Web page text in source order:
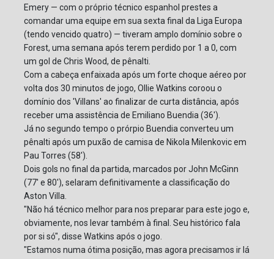
Emery — com o próprio técnico espanhol prestes a
comandar uma equipe em sua sexta final da Liga Europa
(tendo vencido quatro) — tiveram amplo domínio sobre o
Forest, uma semana após terem perdido por 1 a 0, com
um gol de Chris Wood, de pênalti.
Com a cabeça enfaixada após um forte choque aéreo por
volta dos 30 minutos de jogo, Ollie Watkins coroou o
domínio dos 'Villans' ao finalizar de curta distância, após
receber uma assistência de Emiliano Buendia (36').
Já no segundo tempo o prórpio Buendia converteu um
pênalti após um puxão de camisa de Nikola Milenkovic em
Pau Torres (58').
Dois gols no final da partida, marcados por John McGinn
(77' e 80'), selaram definitivamente a classificação do
Aston Villa.
"Não há técnico melhor para nos preparar para este jogo e,
obviamente, nos levar também à final. Seu histórico fala
por si só", disse Watkins após o jogo.
"Estamos numa ótima posição, mas agora precisamos ir lá